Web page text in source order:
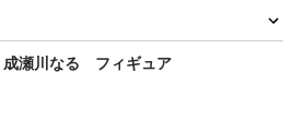
キッズ用品
瀬川なる フィギュア